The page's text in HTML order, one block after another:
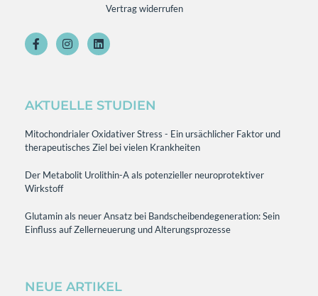
Vertrag widerrufen
AKTUELLE STUDIEN
Mitochondrialer Oxidativer Stress - Ein ursächlicher Faktor und
therapeutisches Ziel bei vielen Krankheiten
Der Metabolit Urolithin-A als potenzieller neuroprotektiver
Wirkstoff
Glutamin als neuer Ansatz bei Bandscheibendegeneration: Sein
Einfluss auf Zellerneuerung und Alterungsprozesse
NEUE ARTIKEL